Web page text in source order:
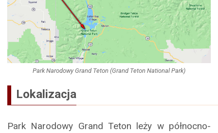
Park Narodowy Grand Teton (Grand Teton National Park)
Lokalizacja
Park Narodowy Grand Teton leży w północno-